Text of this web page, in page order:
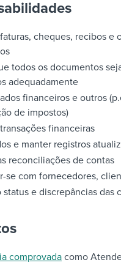
cheques, recibos e
todos os documentos
adequadamente
financeiros e outros
de impostos)
financeiras
e manter registros
reconciliações de contas
se com fornecedores,
status e discrepâncias das
comprovada como